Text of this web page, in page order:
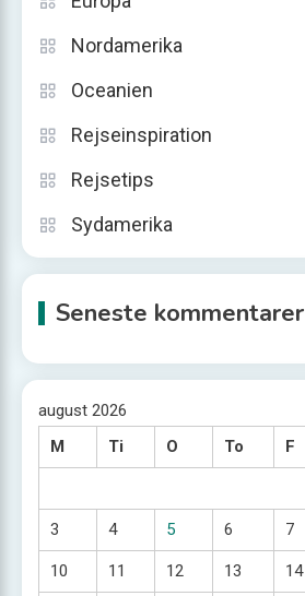
Nordamerika
Oceanien
Rejseinspiration
Rejsetips
Sydamerika
Seneste kommentarer
august 2026
M
Ti O To F
3 4 5 6 7
10 11 12 13 14